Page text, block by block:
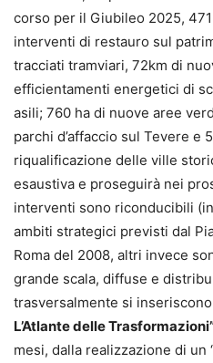
corso per il Giubileo 2025,
interventi di restauro sul
tracciati tramviari, 72km di
efficientamenti energetici di
asili; 760 ha di nuove aree
parchi d’affaccio sul Tevere e
riqualificazione delle ville
esaustiva e proseguirà nei
interventi sono riconducibili
ambiti strategici previsti dal
Roma del 2008, altri invece
grande scala, diffuse e
trasversalmente si
L’Atlante delle
mesi, dalla realizzazione di un